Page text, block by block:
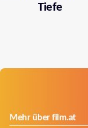
Tiefe
Mehr über film.at